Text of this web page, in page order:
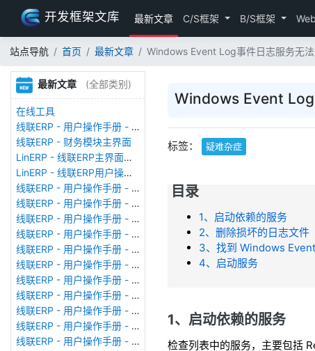
开发框架文库 最新文章 C/S框架 B/S框架
站点导航 首页 最新文章 Windows Event Log事件日志服务无
最新文章 (全部类别)
在线工具
线联ERP - 用户操作手册 - 存货期初
线联ERP - 财务模块主界面
LinERP - 线联ERP主界面（HOME）
LinERP - 线联ERP用户操作手册 - 系统登陆
线联ERP - 用户操作手册 - 查看在线用户
线联ERP - 用户操作手册 - 数据备份
线联ERP - 用户操作手册 - 工厂管理
线联ERP - 用户操作手册 - 帐套管理
线联ERP - 用户操作手册 - 语种设置
线联ERP - 用户操作手册 - 国际化多语言
线联ERP - 用户操作手册 - 报表管理
线联ERP - 用户操作手册 - 字段名管理
线联ERP - 用户操作手册 - 模块管理
线联ERP - 用户操作手册 - 广播消息
线联ERP - 用户操作手册 - 审计日志
Windows Event Log
标签： 疑难杂症
目录
1、启动依赖的服务
2、删除损坏的日志文件
3、找到 Windows
4、启动服务
1、启动依赖的服务
检查列表中的服务，主要包括